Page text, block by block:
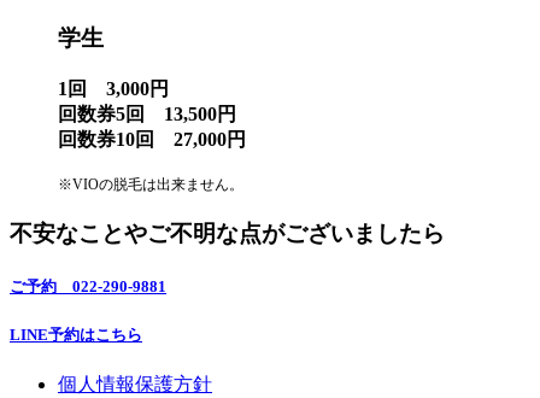
学生
1回 3,000円
回数券5回 13,500円
回数券10回 27,000円
※VIOの脱毛は出来ません。
不安なことやご不明な点がございましたら
ご予約 022-290-9881
LINE予約はこちら
個人情報保護方針